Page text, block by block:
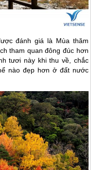
đánh giá là Mùa thăm
tham quan đông đúc hơn
tươi này khi thu về, chắc
nào đẹp hơn ở đất nước